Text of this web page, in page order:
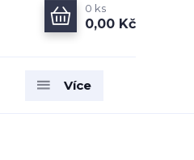
0 ks
0,00 Kč
Více